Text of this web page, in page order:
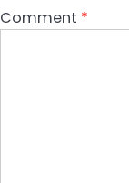
Comment *